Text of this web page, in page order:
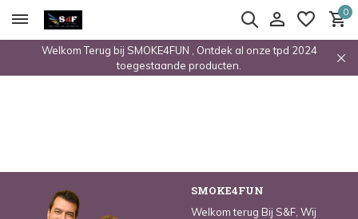
0
Welkom Terug bij SMOKE4FUN , Ontdek al onze tpd 2024
toegestaande producten.
SMOKE4FUN
Welkom terug Bij S&F, Wij